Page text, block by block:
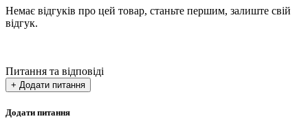
Немає відгуків про цей товар, станьте першим, залиште свій
відгук.
Питання та відповіді
+ Додати питання
Додати питання